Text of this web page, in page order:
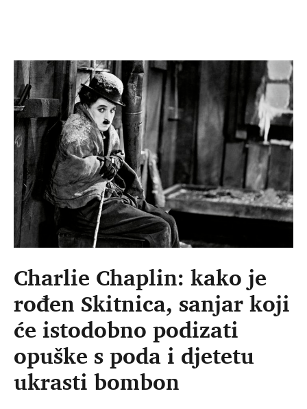
Charlie Chaplin: kako je
rođen Skitnica, sanjar koji
će istodobno podizati
opuške s poda i djetetu
ukrasti bombon